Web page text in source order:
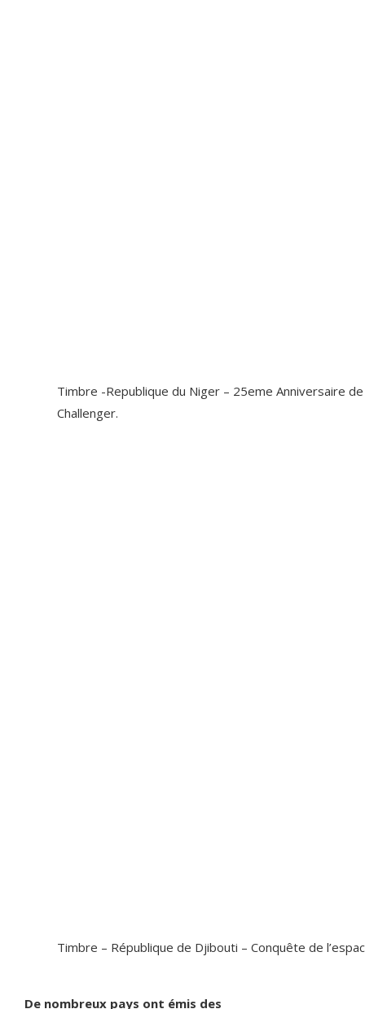
Timbre -Republique du Niger – 25eme Anniversaire
Challenger.
Timbre – République de Djibouti – Conquête de
De nombreux pays ont émis des